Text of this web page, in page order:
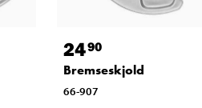
2490
Bremseskjold
66-907